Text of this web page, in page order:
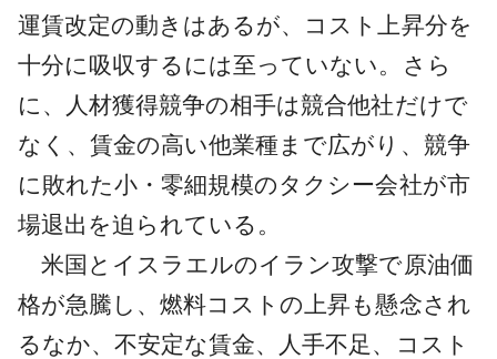
運賃改定の動きはあるが、コスト上昇分を
十分に吸収するには至っていない。さら
に、人材獲得競争の相手は競合他社だけで
なく、賃金の高い他業種まで広がり、競争
に敗れた小・零細規模のタクシー会社が市
場退出を迫られている。
米国とイスラエルのイラン攻撃で原油価
格が急騰し、燃料コストの上昇も懸念され
るなか、不安定な賃金、人手不足、コスト